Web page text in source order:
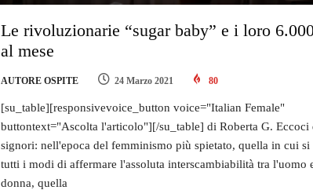
Le rivoluzionarie “sugar baby” e i loro
al mese
AUTORE OSPITE 24 Marzo 2021 80
[su_table][responsivevoice_button voice="Italian Female"
buttontext="Ascolta l'articolo"][/su_table] di Roberta G. Eccoci
signori: nell'epoca del femminismo più spietato, quella in cui si
tutti i modi di affermare l'assoluta interscambiabilità tra l'uomo
donna, quella